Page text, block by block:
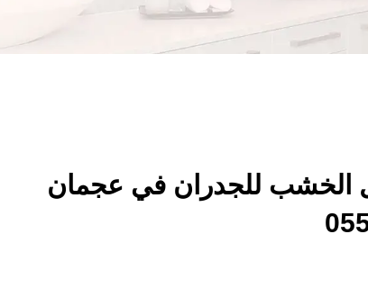
الخشب للجدران في عجمان